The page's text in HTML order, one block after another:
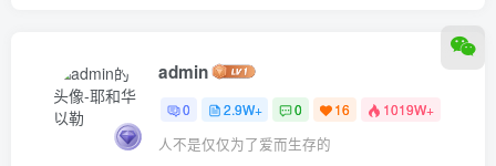
admin
0 2.9W+ 0 16 1019W+
人不是仅仅为了爱而生存的